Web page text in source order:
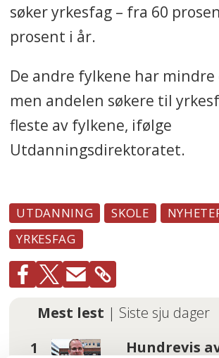
søker yrkesfag – fra 60
prosent i år.
De andre fylkene har
men andelen søkere til
fleste av fylkene, ifølge
Utdanningsdirektoratet.
UTDANNING SKOLE
YRKESFAG
Mest lest | Siste sju dager
Hundrevis